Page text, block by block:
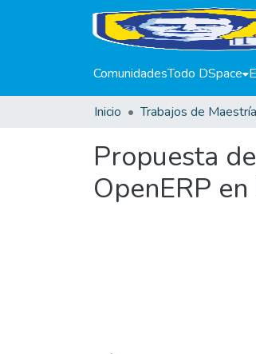
ComunidadesTodo DSpace
Inicio
Propuesta
OpenERP